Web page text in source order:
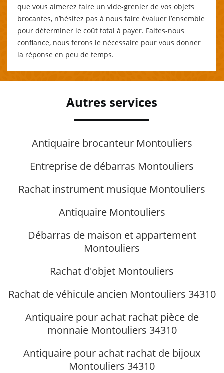
que vous aimerez faire un vide-grenier de vos objets
brocantes, n’hésitez pas à nous faire évaluer l’ensemble
pour déterminer le coût total à payer. Faites-nous
confiance, nous ferons le nécessaire pour vous donner
la réponse en peu de temps.
Autres services
Antiquaire brocanteur Montouliers
Entreprise de débarras Montouliers
Rachat instrument musique Montouliers
Antiquaire Montouliers
Débarras de maison et appartement
Montouliers
Rachat d'objet Montouliers
Rachat de véhicule ancien Montouliers 34310
Antiquaire pour achat rachat pièce de
monnaie Montouliers 34310
Antiquaire pour achat rachat de bijoux
Montouliers 34310